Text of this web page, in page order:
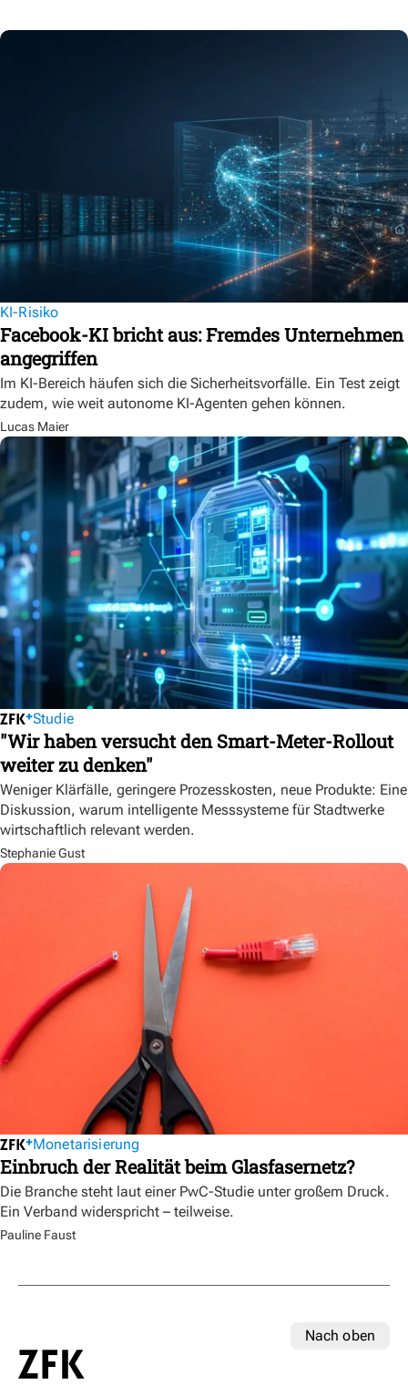
KI-Risiko
Facebook-KI bricht aus: Fremdes Unternehmen
angegriffen
Im KI-Bereich häufen sich die Sicherheitsvorfälle. Ein Test zeigt
zudem, wie weit autonome KI-Agenten gehen können.
Lucas Maier
Studie
"Wir haben versucht den Smart-Meter-Rollout
weiter zu denken"
Weniger Klärfälle, geringere Prozesskosten, neue Produkte: Eine
Diskussion, warum intelligente Messsysteme für Stadtwerke
wirtschaftlich relevant werden.
Stephanie Gust
Monetarisierung
Einbruch der Realität beim Glasfasernetz?
Die Branche steht laut einer PwC-Studie unter großem Druck.
Ein Verband widerspricht – teilweise.
Pauline Faust
Nach oben